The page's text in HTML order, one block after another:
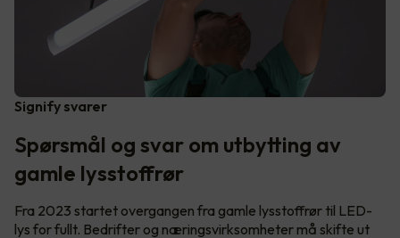
Signify svarer
Spørsmål og svar om utbytting av
gamle lysstoffrør
Fra 2023 startet overgangen fra gamle lysstoffrør til LED-
lys for fullt. Bedrifter og næringsvirksomheter må skifte ut